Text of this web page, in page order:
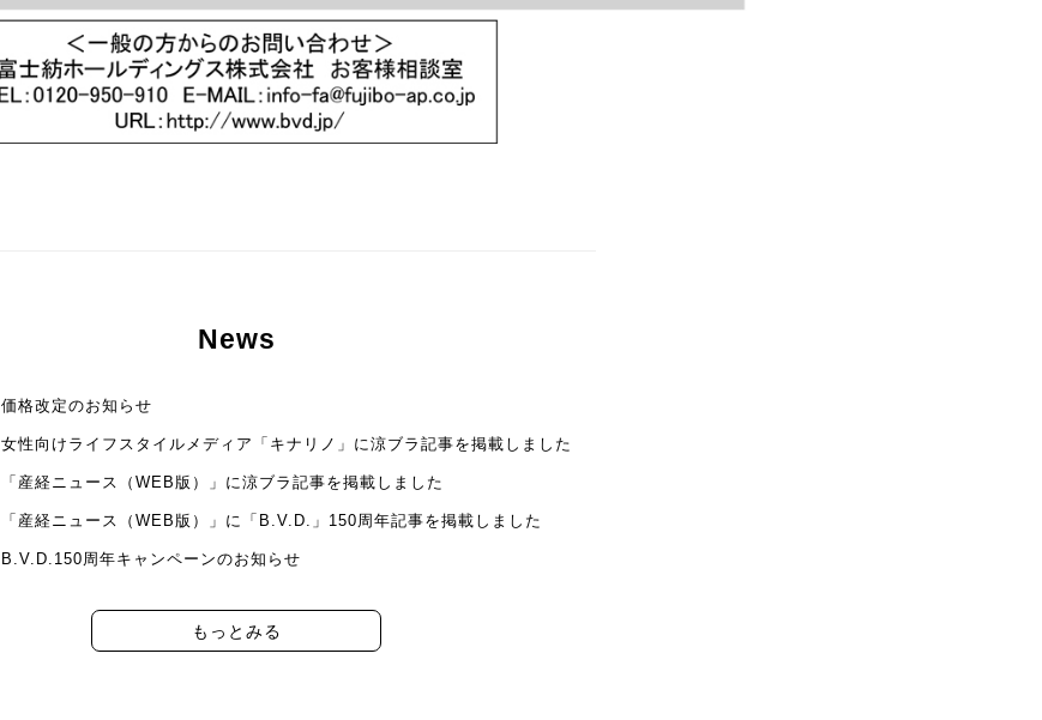
News
価格改定のお知らせ
女性向けライフスタイルメディア「キナリノ」に涼ブラ記事を掲載しました
「産経ニュース（WEB版）」に涼ブラ記事を掲載しました
「産経ニュース（WEB版）」に「B.V.D.」150周年記事を掲載しました
B.V.D.150周年キャンペーンのお知らせ
もっとみる